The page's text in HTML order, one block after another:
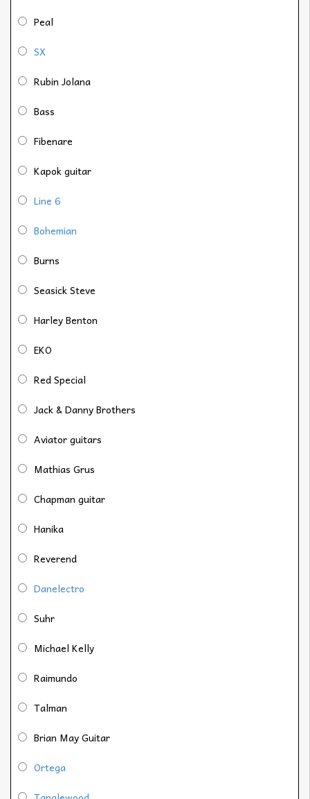
Peal
SX
Rubin Jolana
Bass
Fibenare
Kapok guitar
Line 6
Bohemian
Burns
Seasick Steve
Harley Benton
EKO
Red Special
Jack & Danny Brothers
Aviator guitars
Mathias Grus
Chapman guitar
Hanika
Reverend
Danelectro
Suhr
Michael Kelly
Raimundo
Talman
Brian May Guitar
Ortega